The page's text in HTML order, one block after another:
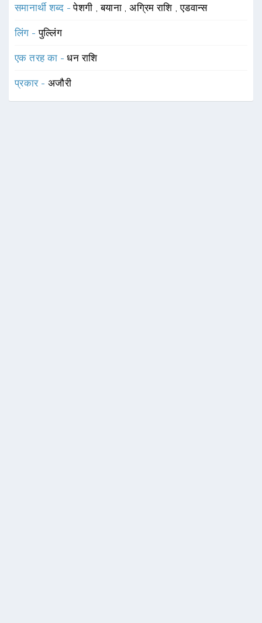
समानार्थी शब्द -पेशगी ,बयाना ,अग्रिम राशि ,एडवान्स
लिंग -पुल्लिंग
एक तरह का -धन राशि
प्रकार - अजौरी